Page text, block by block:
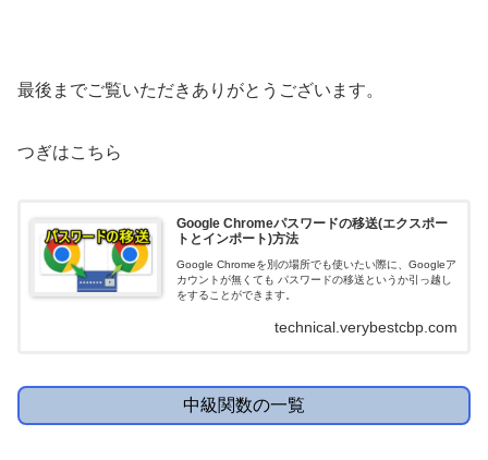
最後までご覧いただきありがとうございます。
つぎはこちら
Google Chromeパスワードの移送(エクスポー
トとインポート)方法
Google Chromeを別の場所でも使いたい際に、Googleア
カウントが無くても パスワードの移送というか引っ越し
をすることができます。
technical.verybestcbp.com
中級関数の一覧